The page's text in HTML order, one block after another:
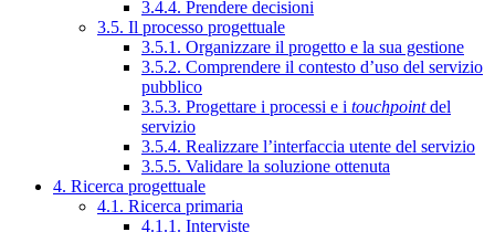
3.4.4. Prendere decisioni
3.5. Il processo progettuale
3.5.1. Organizzare il progetto e la sua gestione
3.5.2. Comprendere il contesto d’uso del servizio
pubblico
3.5.3. Progettare i processi e i touchpointdel
servizio
3.5.4. Realizzare l’interfaccia utente del servizio
3.5.5. Validare la soluzione ottenuta
4. Ricerca progettuale
4.1. Ricerca primaria
4.1.1. Interviste